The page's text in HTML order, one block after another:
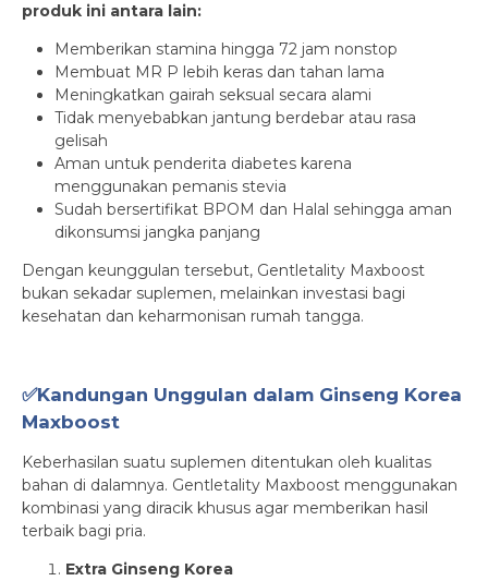
produk ini antara lain:
Memberikan stamina hingga 72 jam nonstop
Membuat MR P lebih keras dan tahan lama
Meningkatkan gairah seksual secara alami
Tidak menyebabkan jantung berdebar atau rasa
gelisah
Aman untuk penderita diabetes karena
menggunakan pemanis stevia
Sudah bersertifikat BPOM dan Halal sehingga aman
dikonsumsi jangka panjang
Dengan keunggulan tersebut, Gentletality Maxboost
bukan sekadar suplemen, melainkan investasi bagi
kesehatan dan keharmonisan rumah tangga.
✅Kandungan Unggulan dalam Ginseng Korea
Maxboost
Keberhasilan suatu suplemen ditentukan oleh kualitas
bahan di dalamnya. Gentletality Maxboost menggunakan
kombinasi yang diracik khusus agar memberikan hasil
terbaik bagi pria.
Extra Ginseng Korea